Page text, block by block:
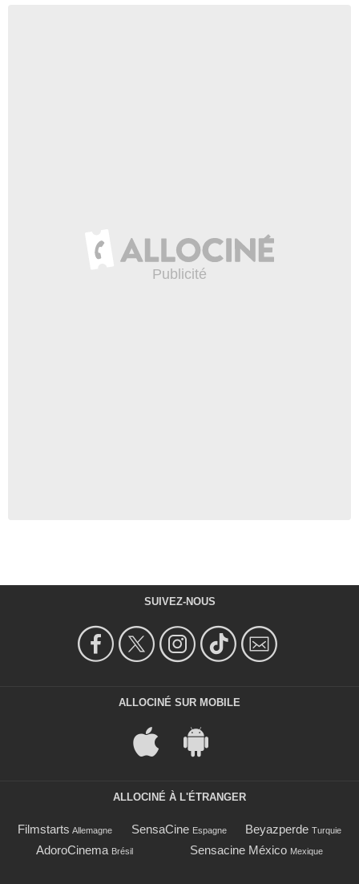
SUIVEZ-NOUS
ALLOCINÉ SUR MOBILE
ALLOCINÉ À L'ÉTRANGER
Filmstarts Allemagne SensaCine Espagne Beyazperde Turquie
AdoroCinema Brésil Sensacine México Mexique